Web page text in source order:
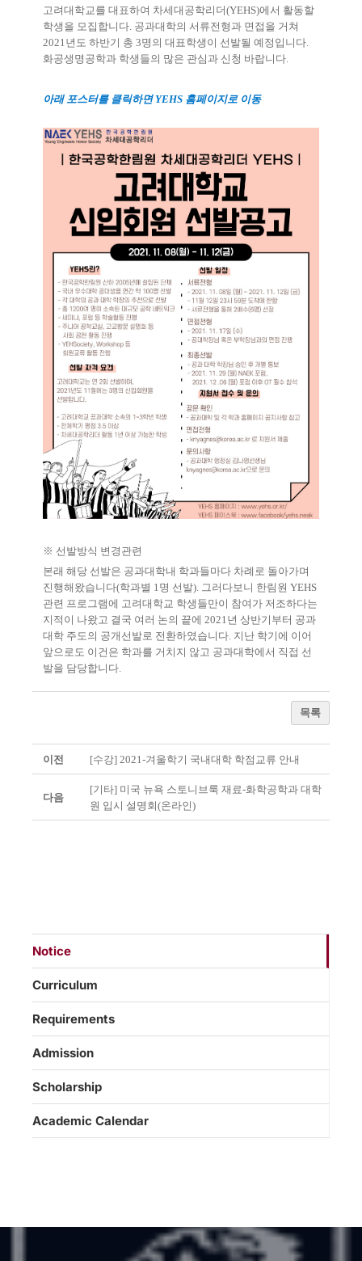
고려대학교를 대표하여 차세대공학리더(YEHS)에서 활동할
학생을 모집합니다. 공과대학의 서류전형과 면접을 거쳐
2021년도 하반기 총 3명의 대표학생이 선발될 예정입니다.
화공생명공학과 학생들의 많은 관심과 신청 바랍니다.
아래 포스터를 클릭하면YEHS 홈페이지로 이동
※ 선발방식 변경관련
본래 해당 선발은 공과대학내 학과들마다 차례로 돌아가며
진행해왔습니다(학과별 1 명 선발). 그러다보니 한림원 YEHS
관련 프로그램에 고려대학교 학생들만이 참여가 저조하다는
지적이 나왔고 결국 여러 논의 끝에 2021 년 상반기부터 공과
대학 주도의 공개선발로 전환하였습니다 지난 학기에 이어
앞으로도 이건은 학과를 거치지 않고 공과대학에서 직접 선
발을 담당합니다
목록
이전 [수강] 2021-겨울학기 국내대학 학점교류 안내
다음
[기타] 미국 뉴욕 스토니브룩 재료-화학공학과 대학
원 입시 설명회(온라인)
Notice
Curriculum
Requirements
Admission
Scholarship
Academic Calendar